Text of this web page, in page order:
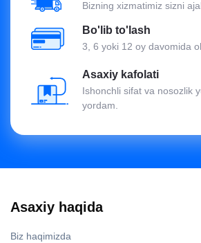
Bizning xizmatimiz sizni
Bo'lib to'lash
3, 6 yoki 12 oy davomida
Asaxiy kafolati
Ishonchli sifat va nosozlik
yordam.
Asaxiy haqida
Biz haqimizda